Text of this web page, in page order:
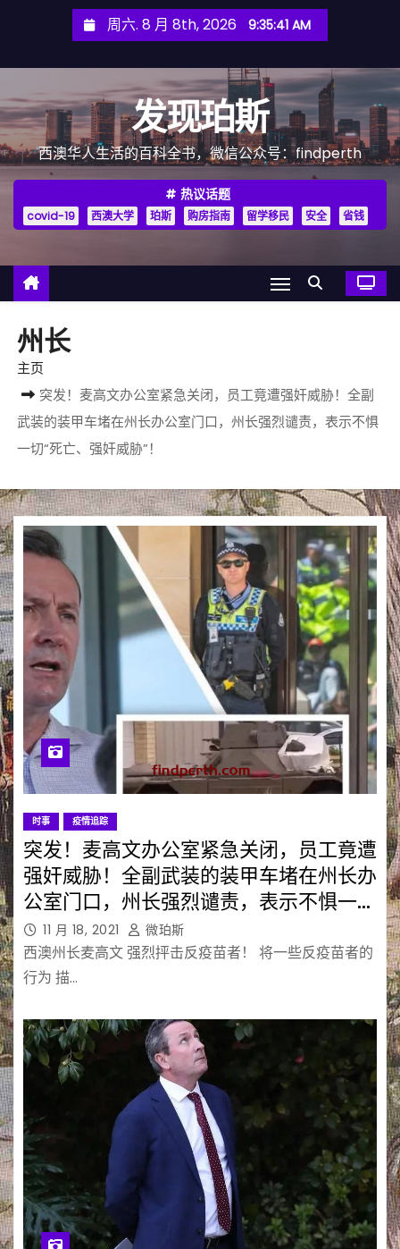
周六. 8 月 8th, 2026 9:35:43 AM
发现珀斯
西澳华人生活的百科全书，微信公众号：findperth
热议话题
covid-19 西澳大学 珀斯 购房指南 留学移民 安全 省钱
州长
主页
突发！麦高文办公室紧急关闭，员工竟遭强奸威胁！全副
武装的装甲车堵在州长办公室门口，州长强烈谴责，表示不惧
一切“死亡、强奸威胁”！
时事 疫情追踪
突发！麦高文办公室紧急关闭，员工竟遭
强奸威胁！全副武装的装甲车堵在州长办
公室门口，州长强烈谴责，表示不惧一切
“死亡、强奸威胁”！
11 月 18, 2021 微珀斯
西澳州长麦高文 强烈抨击反疫苗者！ 将一些反疫苗者的
行为 描…